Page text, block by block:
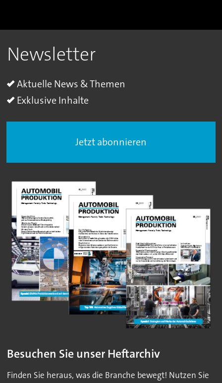
Newsletter
Aktuelle News & Themen
Exklusive Inhalte
Jetzt abonnieren
Besuchen Sie unser Heftarchiv
Finden Sie heraus, was die Branche bewegt! Nutzen Sie